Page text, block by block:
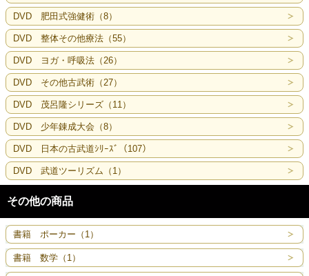
DVD 肥田式強健術（8）
DVD 整体その他療法（55）
DVD ヨガ・呼吸法（26）
DVD その他古武術（27）
DVD 茂呂隆シリーズ（11）
DVD 少年錬成大会（8）
DVD 日本の古武道ｼﾘｰｽﾞ（107）
DVD 武道ツーリズム（1）
その他の商品
書籍 ポーカー（1）
書籍 数学（1）